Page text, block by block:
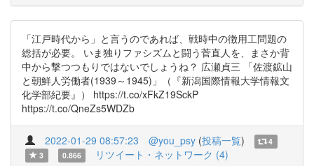
「江戸時代から」と言うのであれば、戦時中の徴用工問題の
総括が必要。 いま独りファシズムと闘う菅直人を、まさか背
中から撃つつもりではないでしょうね？ 広瀬貞三 「佐渡鉱山
と朝鮮人労働者(1939～1945)」（『新潟国際情報大学情報文
化学部紀要』） https://t.co/xFkZ19SckP
https://t.co/QneZs5WDZb
2022-01-29 08:57:23 @you_psy (投稿一覧)
4
3
0.866 リツイート・ネットワーク (4)